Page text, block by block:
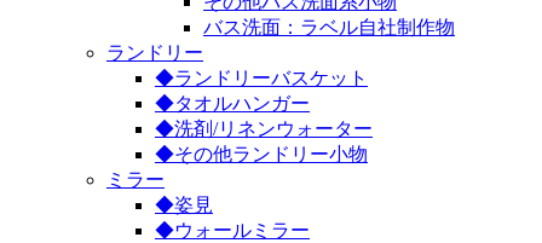
バス洗面：ラベル自社制作物
ランドリー
◆ランドリーバスケット
◆タオルハンガー
◆洗剤/リネンウォーター
◆その他ランドリー小物
ミラー
◆姿見
◆ウォールミラー